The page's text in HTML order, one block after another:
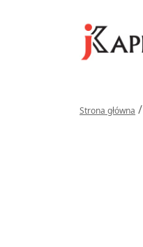
Strona główna /